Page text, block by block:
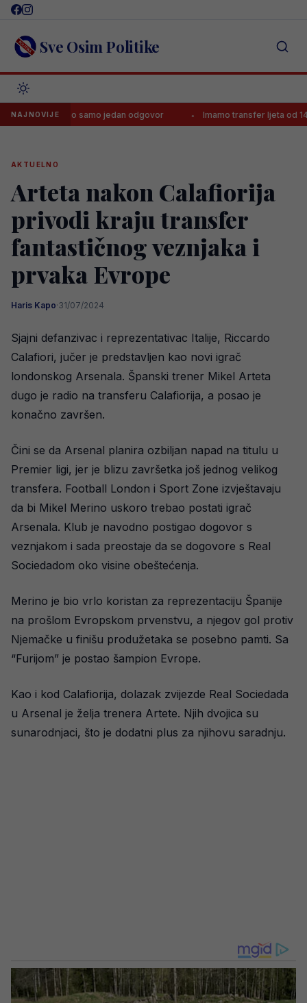
Skip
content Sve Osim Politike
NAJNOVIJE
imao samo jedan odgovor Imamo transfer ljeta od
AKTUELNO
Arteta nakon Calafiorija
privodi kraju transfer
fantastičnog veznjaka i
prvaka Evrope
Haris Kapo·31/07/2024
Sjajni defanzivac i reprezentativac Italije, Riccardo
Calafiori, jučer je predstavljen kao novi igrač
londonskog Arsenala. Španski trener Mikel Arteta
dugo je radio na transferu Calafiorija, a posao je
konačno završen.
Čini se da Arsenal planira ozbiljan napad na titulu u
Premier ligi, jer je blizu završetka još jednog velikog
transfera. Football London i Sport Zone izvještavaju
da bi Mikel Merino uskoro trebao postati igrač
Arsenala. Klub je navodno postigao dogovor s
veznjakom i sada preostaje da se dogovore s Real
Sociedadom oko visine obeštećenja.
Merino je bio vrlo koristan za reprezentaciju Španije
na prošlom Evropskom prvenstvu, a njegov gol protiv
Njemačke u finišu produžetaka se posebno pamti. Sa
“Furijom” je postao šampion Evrope.
Kao i kod Calafiorija, dolazak zvijezde Real Sociedada
u Arsenal je želja trenera Artete. Njih dvojica su
sunarodnjaci, što je dodatni plus za njihovu saradnju.